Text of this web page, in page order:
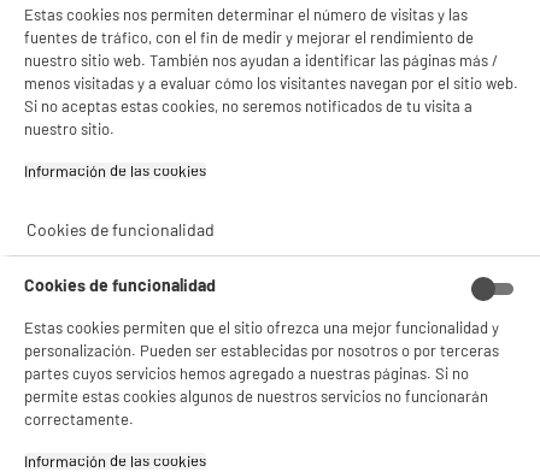
Garantía incluida :
Características
Tipo de producto
Colores Rojo
Materia principal Acero Inoxydable
Estas cookies nos permiten determinar el número de visitas y las
fuentes de tráfico, con el fin de medir y mejorar el rendimiento de
nuestro sitio web. También nos ayudan a identificar las páginas más /
menos visitadas y a evaluar cómo los visitantes navegan por el sitio web.
Si no aceptas estas cookies, no seremos notificados de tu visita a
nuestro sitio.
Información de las cookies‎
Cookies de funcionalidad
Cookies de funcionalidad
Estas cookies permiten que el sitio ofrezca una mejor funcionalidad y
personalización. Pueden ser establecidas por nosotros o por terceras
partes cuyos servicios hemos agregado a nuestras páginas. Si no
permite estas cookies algunos de nuestros servicios no funcionarán
correctamente.
Información de las cookies‎